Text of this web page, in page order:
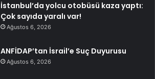
İstanbul’da yolcu otobüsü kaza yaptı:
Çok sayıda yaralı var!
Ağustos 6, 2026
ANFİDAP’tan İsrail’e Suç Duyurusu
Ağustos 6, 2026